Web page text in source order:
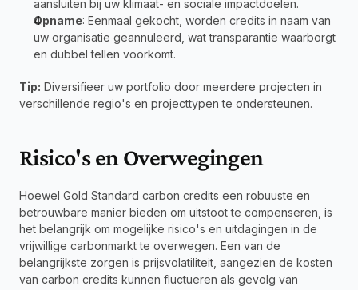
aansluiten bij uw klimaat- en sociale impactdoelen.
Opname: Eenmaal gekocht, worden credits in naam van
uw organisatie geannuleerd, wat transparantie waarborgt
en dubbel tellen voorkomt.
Tip: Diversifieer uw portfolio door meerdere projecten in
verschillende regio's en projecttypen te ondersteunen.
Risico's en Overwegingen
Hoewel Gold Standard carbon credits een robuuste en
betrouwbare manier bieden om uitstoot te compenseren, is
het belangrijk om mogelijke risico's en uitdagingen in de
vrijwillige carbonmarkt te overwegen. Een van de
belangrijkste zorgen is prijsvolatiliteit, aangezien de kosten
van carbon credits kunnen fluctueren als gevolg van